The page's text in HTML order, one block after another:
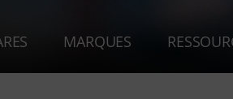
MARQUES